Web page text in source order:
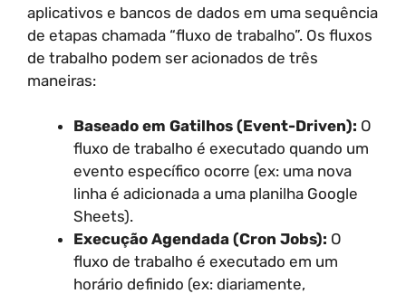
aplicativos e bancos de dados em uma sequência
de etapas chamada “fluxo de trabalho”. Os fluxos
de trabalho podem ser acionados de três
maneiras:
Baseado em Gatilhos (Event-Driven): O
fluxo de trabalho é executado quando um
evento específico ocorre (ex: uma nova
linha é adicionada a uma planilha Google
Sheets).
Execução Agendada (Cron Jobs): O
fluxo de trabalho é executado em um
horário definido (ex: diariamente,